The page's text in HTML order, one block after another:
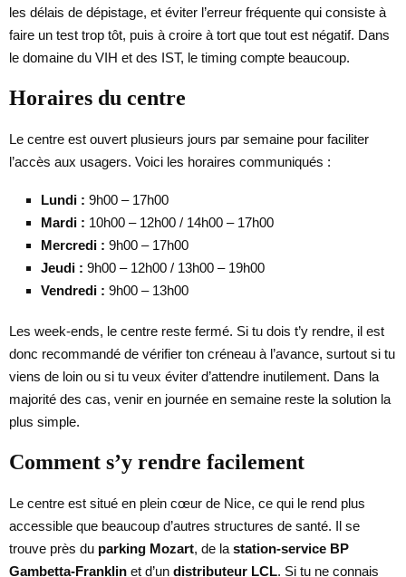
les délais de dépistage, et éviter l’erreur fréquente qui consiste à
faire un test trop tôt, puis à croire à tort que tout est négatif. Dans
le domaine du VIH et des IST, le timing compte beaucoup.
Horaires du centre
Le centre est ouvert plusieurs jours par semaine pour faciliter
l’accès aux usagers. Voici les horaires communiqués :
Lundi : 9h00 – 17h00
Mardi : 10h00 – 12h00 / 14h00 – 17h00
Mercredi : 9h00 – 17h00
Jeudi : 9h00 – 12h00 / 13h00 – 19h00
Vendredi : 9h00 – 13h00
Les week-ends, le centre reste fermé. Si tu dois t’y rendre, il est
donc recommandé de vérifier ton créneau à l’avance, surtout si tu
viens de loin ou si tu veux éviter d’attendre inutilement. Dans la
majorité des cas, venir en journée en semaine reste la solution la
plus simple.
Comment s’y rendre facilement
Le centre est situé en plein cœur de Nice, ce qui le rend plus
accessible que beaucoup d’autres structures de santé. Il se
trouve près du parking Mozart, de la station-service BP
Gambetta-Franklin et d’un distributeur LCL. Si tu ne connais